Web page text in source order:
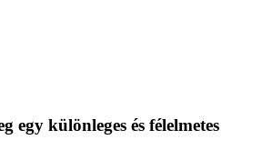
különleges és félelmetes